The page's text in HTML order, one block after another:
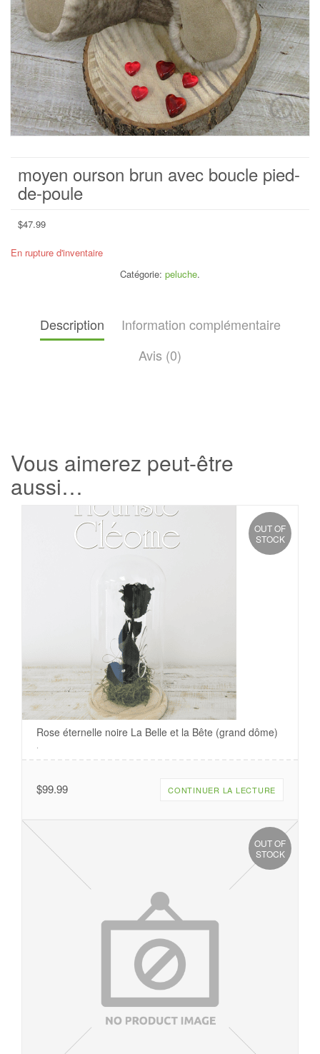
moyen ourson brun avec boucle pied-
de-poule
$47.99
En rupture d'inventaire
Catégorie: peluche.
Description
Information complémentaire
Avis (0)
Vous aimerez peut-être
aussi…
OUT OF
STOCK
Rose éternelle noire La Belle et la Bête (grand dôme)
$99.99 CONTINUER LA LECTURE
OUT OF
STOCK